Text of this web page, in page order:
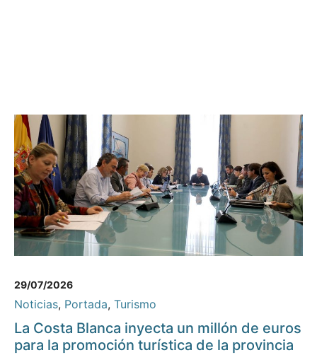
29/07/2026
Noticias, Portada, Turismo
La Costa Blanca inyecta un millón de euros
para la promoción turística de la provincia